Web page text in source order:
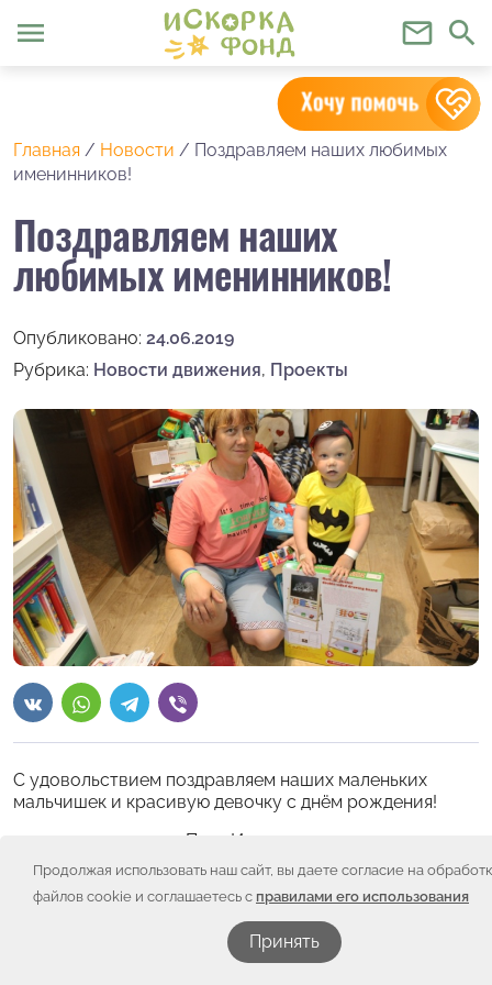
Продолжая использовать наш сайт, вы даете согласие на
файлов cookie и соглашаетесь с правилами его использования
Принять
menu mail_outline search
Главная / Новости / Поздравляем наших любимых
именинников!
Поздравляем наших
любимых именинников!
Опубликовано: 24.06.2019
Рубрика: Новости движения, Проекты
С удовольствием поздравляем наших маленьких
мальчишек и красивую девочку с днём рождения!
3 года исполнилось Пете Инжутову, он по-прежнему
целеустремлённый, чётко выдвигает требования,
заботится о брате (проследил, чтобы ему тоже
передали подарок), заботится о маме, чтобы она не
забыла обуть свои туфли, поливает грядки в огороде.
Петя точно знает, что ему исполнилось 3 года, а мы